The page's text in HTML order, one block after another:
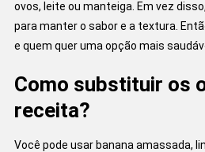
ovos, leite ou manteiga. Em vez
para manter o sabor e a textura.
e quem quer uma opção mais
Como substituir os
receita?
Você pode usar banana amassada,